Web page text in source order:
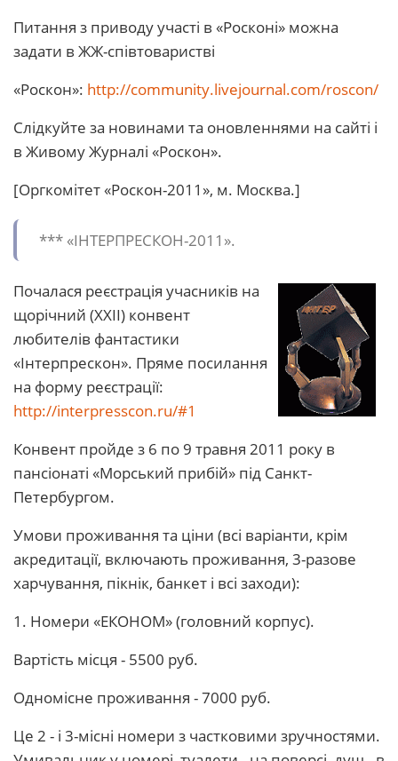
Питання з приводу участі в «Росконі» можна
задати в ЖЖ-співтоваристві
«Роскон»: http://community.livejournal.com/roscon/
Слідкуйте за новинами та оновленнями на сайті і
в Живому Журналі «Роскон».
[Оргкомітет «Роскон-2011», м. Москва.]
*** «ІНТЕРПРЕСКОН-2011».
Почалася реєстрація учасників на
щорічний (XXII) конвент
любителів фантастики
«Інтерпрескон». Пряме посилання
на форму реєстрації:
http://interpresscon.ru/#1
Конвент пройде з 6 по 9 травня 2011 року в
пансіонаті «Морський прибій» під Санкт-
Петербургом.
Умови проживання та ціни (всі варіанти, крім
акредитації, включають проживання, 3-разове
харчування, пікнік, банкет і всі заходи):
1. Номери «ЕКОНОМ» (головний корпус).
Вартість місця - 5500 руб.
Одномісне проживання - 7000 руб.
Це 2 - і 3-місні номери з частковими зручностями.